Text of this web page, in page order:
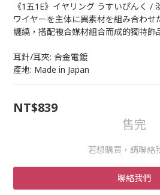
《1五1E》イヤリング うすいぴんく /
ワイヤーを主体に異素材を組み合わ
纏繞，搭配複合媒材組合而成的獨特飾
耳針/耳夾: 合金電鍍
產地: Made in Japan
NT$839
售完
若想購買，請聯絡
聯絡我們